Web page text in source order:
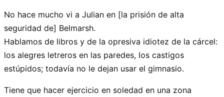
No hace mucho vi a Julian en [la prisión de alta
seguridad de] Belmarsh.
Hablamos de libros y de la opresiva idiotez de la cárcel:
los alegres letreros en las paredes, los castigos
estúpidos; todavía no le dejan usar el gimnasio.
Tiene que hacer ejercicio en soledad en una zona